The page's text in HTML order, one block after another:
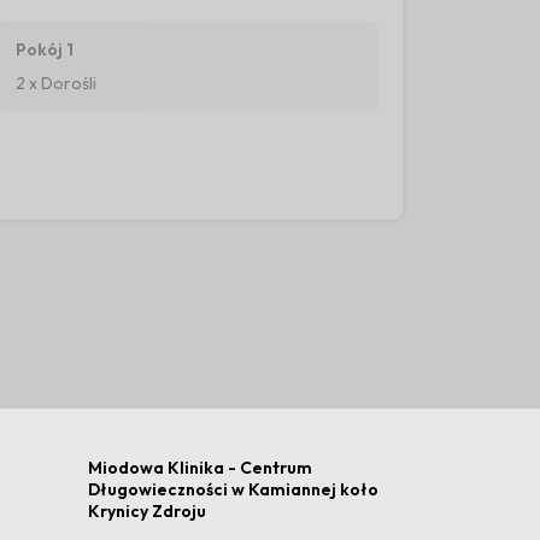
Pokój 1
2 x Dorośli
Miodowa Klinika - Centrum
Długowieczności w Kamiannej koło
Krynicy Zdroju